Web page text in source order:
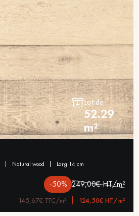
Lot de
52.29
m²
natural wood larg 14 cm
-50% 249,00€ HT/m²
145,67€ TTC/m² 124,50€ HT/m²